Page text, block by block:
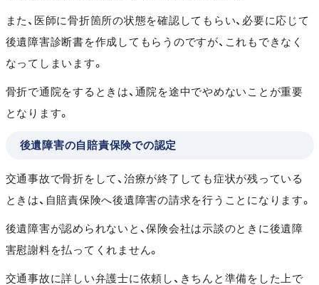
また、医師に骨折箇所の状態を確認してもらい、必要に応じて
後遺障害診断書を作成してもらうのですが、これもできなく
なってしまいます。
骨折で通院をするときは、通院を途中でやめないことが重要
となります。
後遺障害の自賠責保険での認定
交通事故で骨折をして、治療が終了しても症状が残っている
ときは、自賠責保険へ後遺障害の請求を行うことになります。
後遺障害が認められないと、保険会社は示談のときに後遺障
害慰謝料を払ってくれません。
交通事故に詳しい弁護士に依頼し、きちんと準備をした上で